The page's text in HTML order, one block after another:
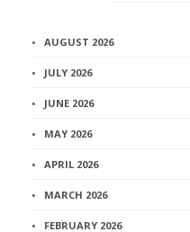
AUGUST 2026
JULY 2026
JUNE 2026
MAY 2026
APRIL 2026
MARCH 2026
FEBRUARY 2026